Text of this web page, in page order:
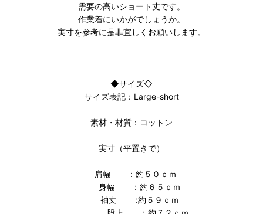
需要の高いショート丈です。
作業着にいかがでしょうか。
実寸を参考に是非宜しくお願いします。
◆サイズ◇
サイズ表記：Large-short
素材・材質：コットン
実寸（平置きで）
肩幅 ：約５０ｃｍ
身幅 ：約６５ｃｍ
袖丈 :約５９ｃｍ